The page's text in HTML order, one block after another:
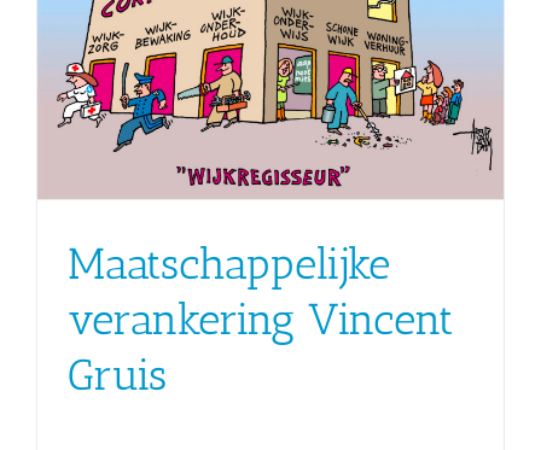
Maatschappelijke
verankering Vincent
Gruis